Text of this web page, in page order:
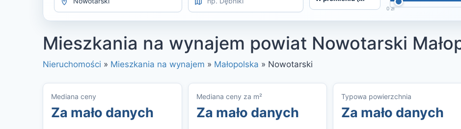
0 zł
Mieszkania na wynajem powiat Nowotarski
Nieruchomości » Mieszkania na wynajem » Małopolska » Nowotarski
Mediana ceny
Za mało danych
Mediana ceny za m²
Za mało danych
Typowa powierzchnia
Za mało danych